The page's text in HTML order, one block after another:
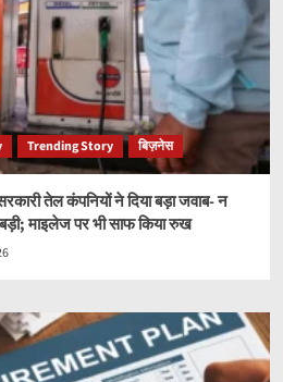
Trending Story बिज़नेस
तेल कंपनियों ने दिया बड़ा जवाब- न
माइलेज पर भी साफ किया रुख